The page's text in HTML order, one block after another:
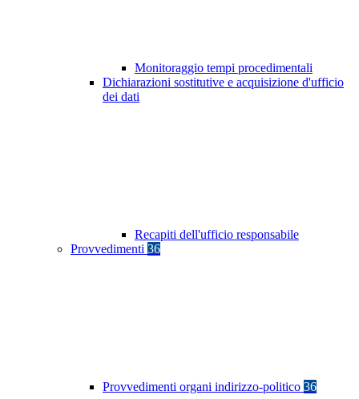
Monitoraggio tempi procedimentali
Dichiarazioni sostitutive e acquisizione d'ufficio
dei dati
Recapiti dell'ufficio responsabile
Provvedimenti 36
Provvedimenti organi indirizzo-politico 36